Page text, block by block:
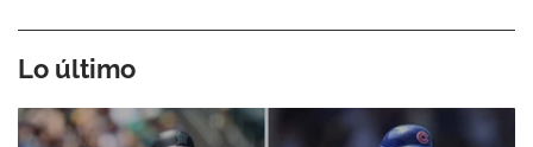
Lo último